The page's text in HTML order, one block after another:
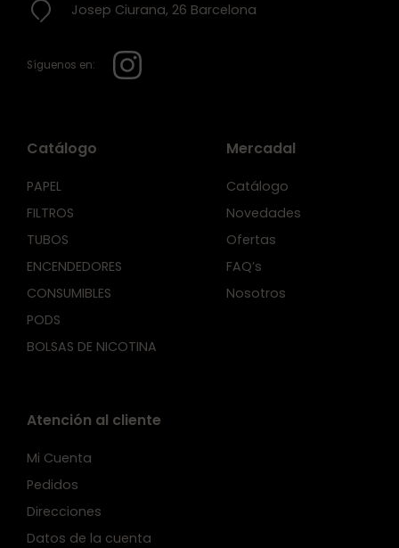
Josep Ciurana, 26 Barcelona
Síguenos en:
Catálogo
PAPEL
FILTROS
TUBOS
ENCENDEDORES
CONSUMIBLES
PODS
BOLSAS DE NICOTINA
Mercadal
Catálogo
Novedades
Ofertas
FAQ’s
Nosotros
Atención al cliente
Mi Cuenta
Pedidos
Direcciones
Datos de la cuenta